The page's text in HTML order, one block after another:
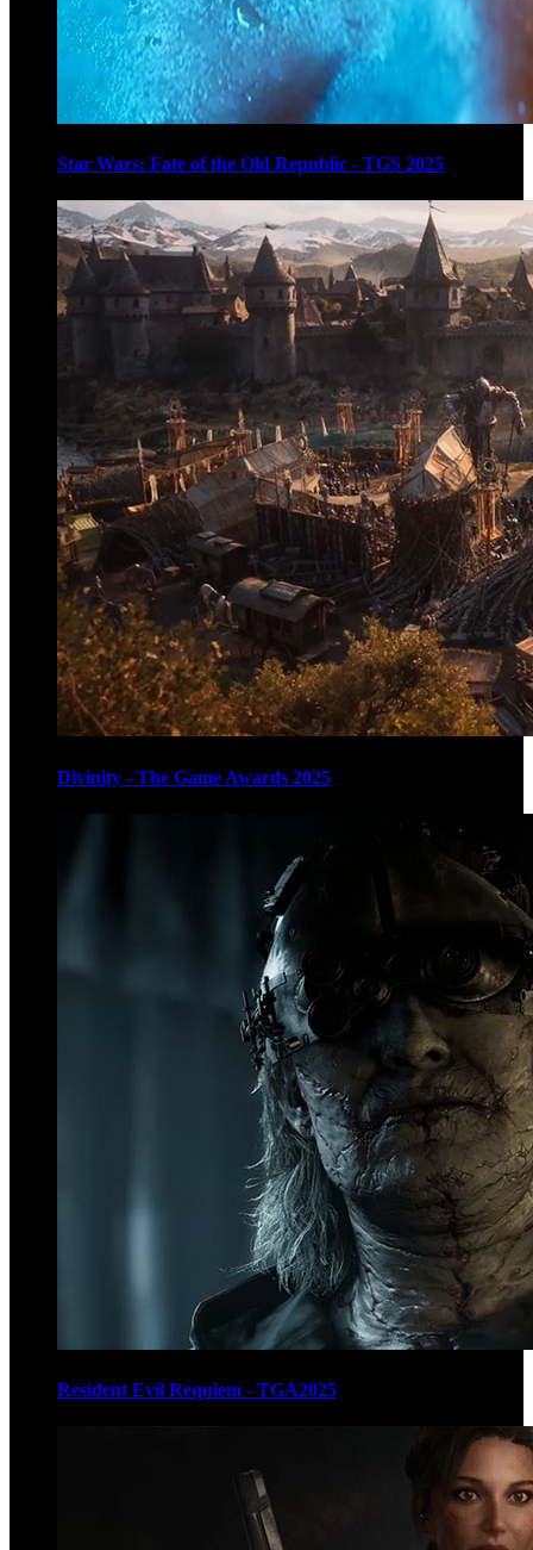
Star Wars: Fate of the Old Republic - TGS 2025
Divinity - The Game Awards 2025
Resident Evil Requiem - TGA2025